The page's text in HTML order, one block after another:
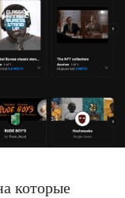
которые